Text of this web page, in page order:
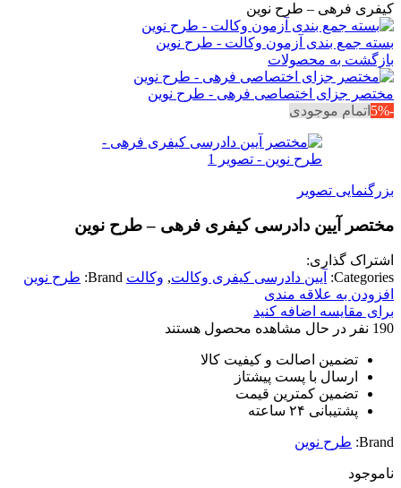
کیفری فرهی – طرح نوین
بسته جمع بندی آزمون وکالت - طرح نوین
بازگشت به محصولات
مختصر جزای اختصاصی فرهی - طرح نوین
-5%
اتمام موجودی
بزرگنمایی تصویر
مختصر آیین دادرسی کیفری فرهی – طرح نوین
اشتراک گذاری:
Categories:
آیین دادرسی کیفری وکالت, وکالت Brand: طرح نوین
افزودن به علاقه مندی
برای مقایسه اضافه کنید
190 نفر در حال مشاهده محصول هستند
تضمین اصالت و کیفیت کالا
ارسال با پست پیشتاز
تضمین کمترین قیمت
پشتیبانی ۲۴ ساعته
Brand: طرح نوین
ناموجود